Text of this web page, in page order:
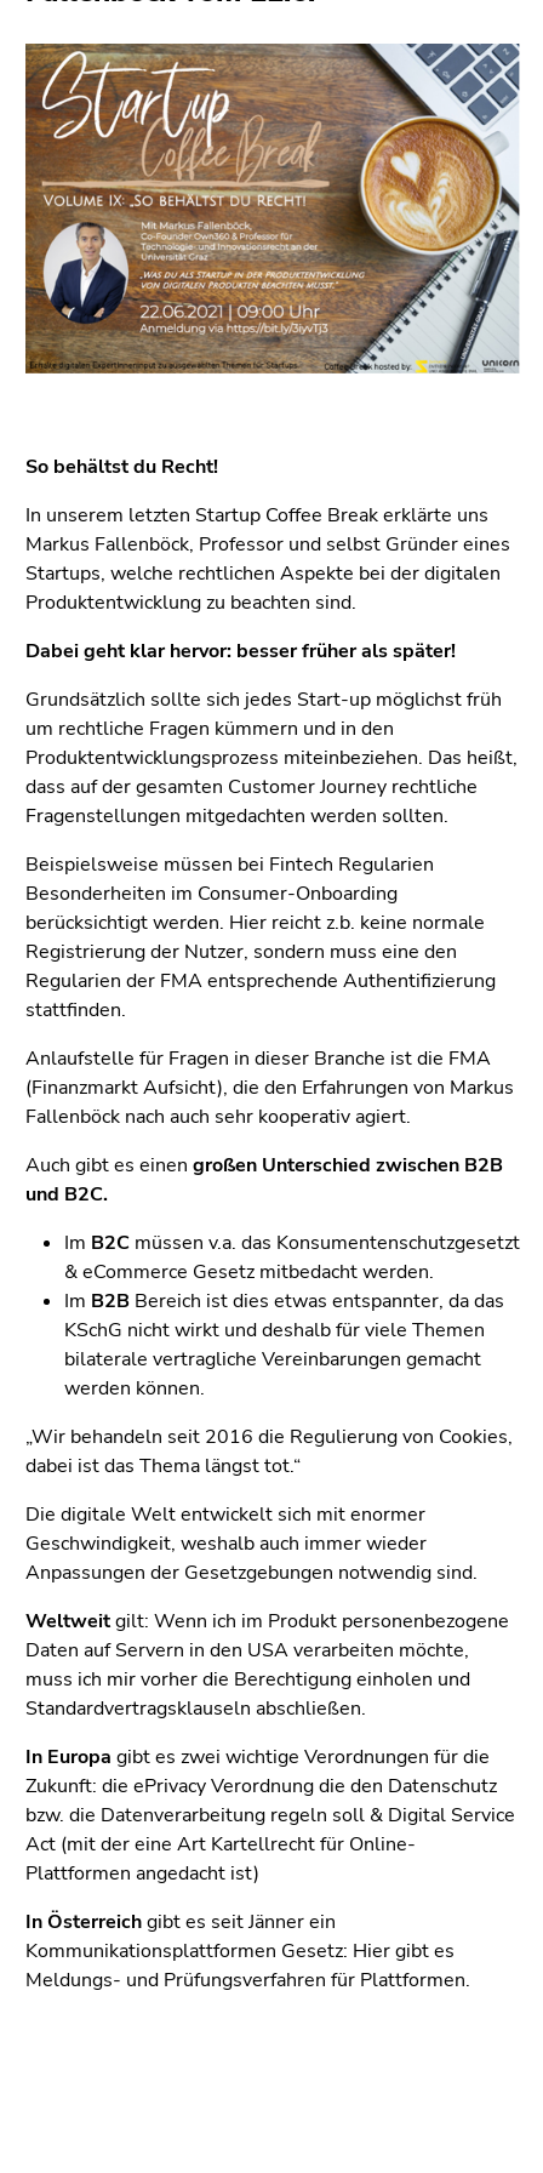
Link.
Zum
Inhalt
(Zugriffstaste
1)
Zur
Positionsanzeige
(Zugriffstaste
2)
Zur
Hauptnavigation
Zu
Zusatzinformationen
(Zugriffstaste
5)
Zu
den
Seiteneinstellungen
(Benutzer/Sprache)
(Zugriffstaste
8)
Zur
Suche
9)
So behältst du Recht!
In unserem letzten Startup Coffee Break erklärte uns
Markus Fallenböck, Professor und selbst Gründer eines
Startups, welche rechtlichen Aspekte bei der digitalen
Produktentwicklung zu beachten sind.
Dabei geht klar hervor: besser früher als später!
Grundsätzlich sollte sich jedes Start-up möglichst früh
um rechtliche Fragen kümmern und in den
Produktentwicklungsprozess miteinbeziehen. Das heißt,
dass auf der gesamten Customer Journey rechtliche
Fragenstellungen mitgedachten werden sollten.
Beispielsweise müssen bei Fintech Regularien
Besonderheiten im Consumer-Onboarding
berücksichtigt werden. Hier reicht z.b. keine normale
Registrierung der Nutzer, sondern muss eine den
Regularien der FMA entsprechende Authentifizierung
stattfinden.
Anlaufstelle für Fragen in dieser Branche ist die FMA
(Finanzmarkt Aufsicht), die den Erfahrungen von Markus
Fallenböck nach auch sehr kooperativ agiert.
Auch gibt es einen großen Unterschied zwischen B2B
und B2C.
Im B2C müssen v.a. das Konsumentenschutzgesetzt
& eCommerce Gesetz mitbedacht werden.
Im B2B Bereich ist dies etwas entspannter, da das
KSchG nicht wirkt und deshalb für viele Themen
bilaterale vertragliche Vereinbarungen gemacht
werden können.
„Wir behandeln seit 2016 die Regulierung von Cookies,
dabei ist das Thema längst tot.“
Die digitale Welt entwickelt sich mit enormer
Geschwindigkeit, weshalb auch immer wieder
Anpassungen der Gesetzgebungen notwendig sind.
Weltweitgilt: Wenn ich im Produkt personenbezogene
Daten auf Servern in den USA verarbeiten möchte,
muss ich mir vorher die Berechtigung einholen und
Standardvertragsklauseln abschließen.
In Europa gibt es zwei wichtige Verordnungen für die
Zukunft: die ePrivacy Verordnung die den Datenschutz
bzw. die Datenverarbeitung regeln soll & Digital Service
Act (mit der eine Art Kartellrecht für Online-
Plattformen angedacht ist)
In Österreichgibt es seit Jänner ein
Kommunikationsplattformen Gesetz: Hier gibt es
Meldungs- und Prüfungsverfahren für Plattformen.